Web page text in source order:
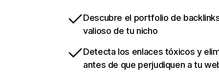
Descubre el portfolio de
valioso de tu nicho
Detecta los enlaces tóxicos y
antes de que perjudiquen a tu